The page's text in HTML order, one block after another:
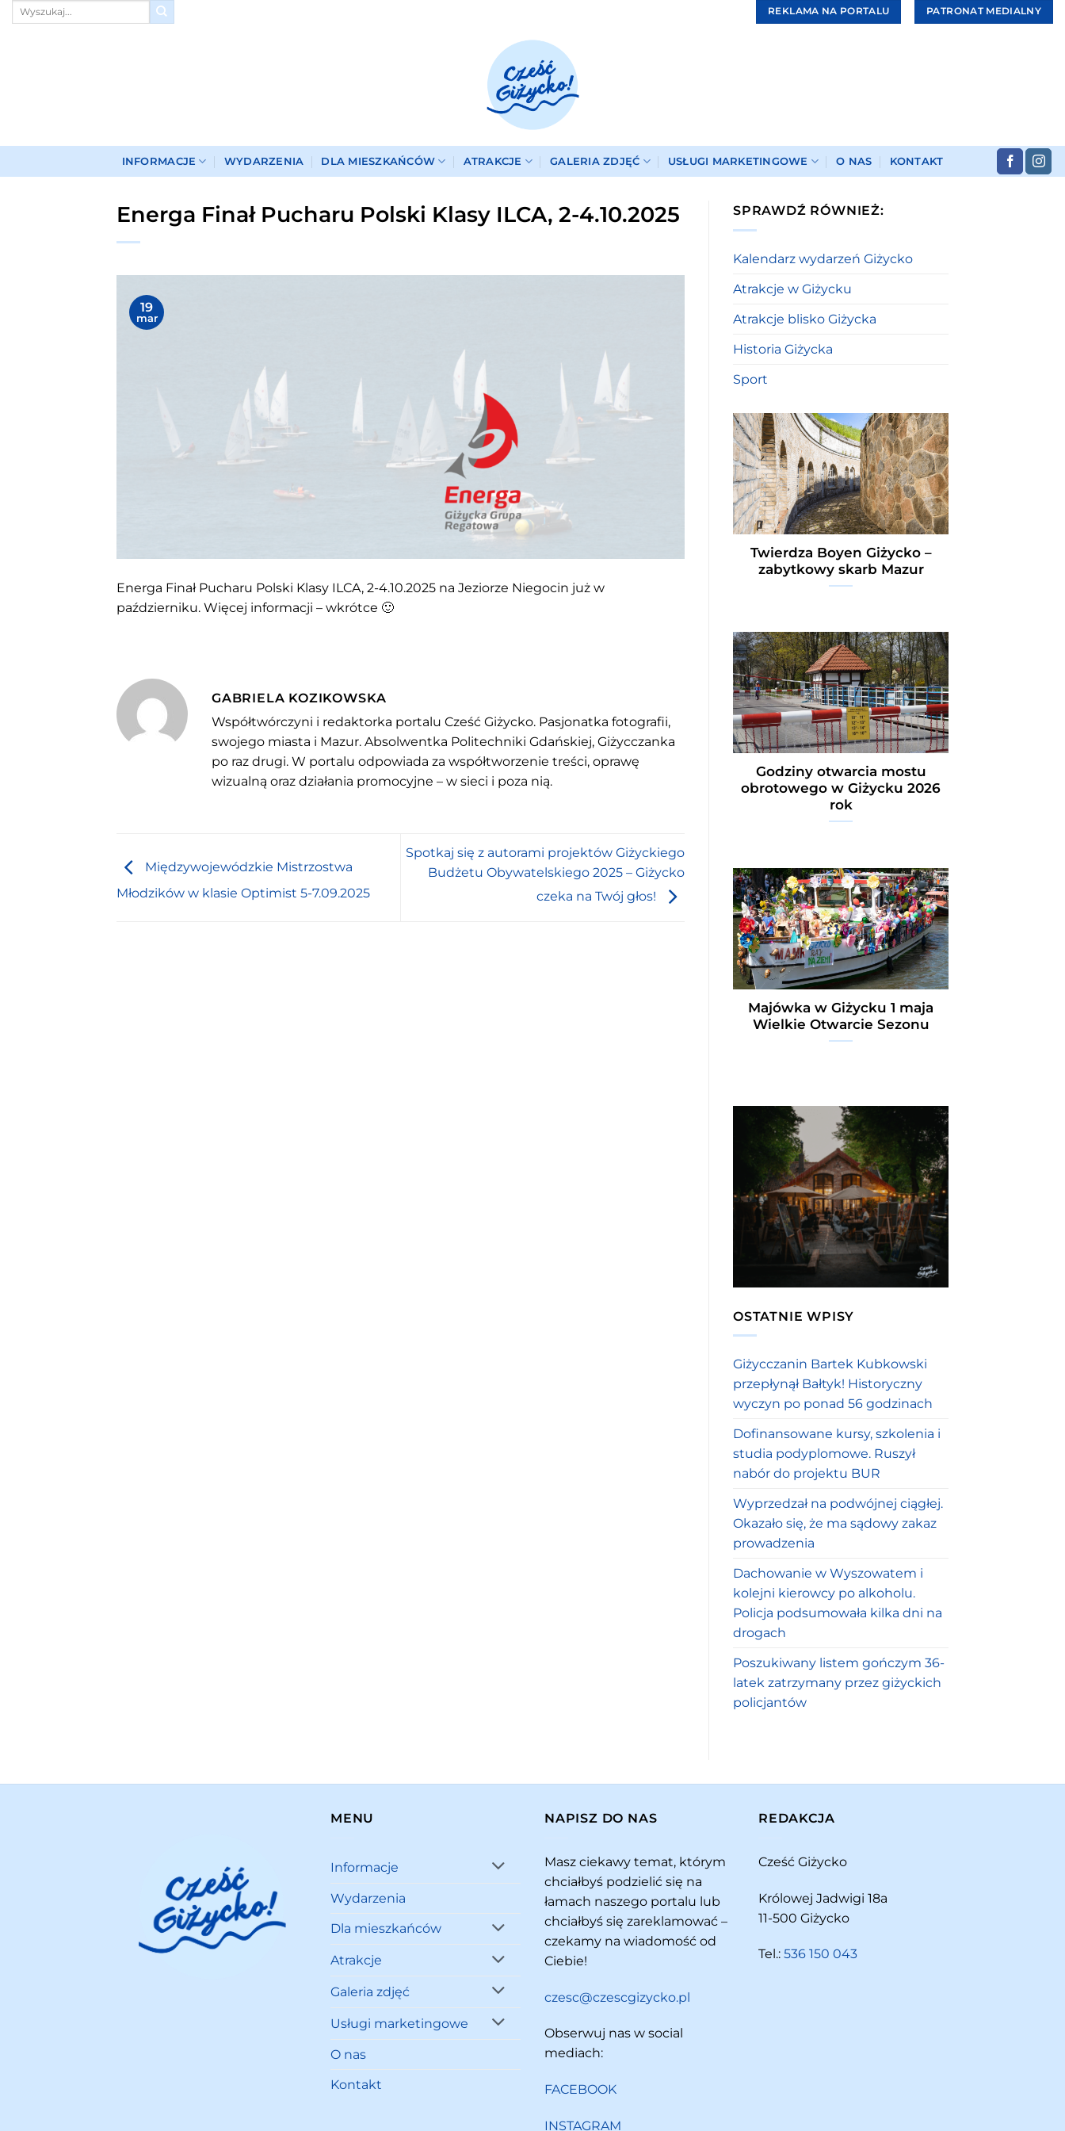
Przewiń
REKLAMA NA PORTALU PATRONAT MEDIALNY
INFORMACJE WYDARZENIA DLA MIESZKAŃCÓW ATRAKCJE GALERIA ZDJĘĆ USŁUGI MARKETINGOWE O NAS KONTAKT
Energa Finał Pucharu Polski Klasy ILCA, 2-4.10.2025
19
mar
Energa Finał Pucharu Polski Klasy ILCA, 2-4.10.2025 na Jeziorze Niegocin już w
październiku. Więcej informacji – wkrótce 🙂
GABRIELA KOZIKOWSKA
Współtwórczyni i redaktorka portalu Cześć Giżycko. Pasjonatka fotografii,
swojego miasta i Mazur. Absolwentka Politechniki Gdańskiej, Giżycczanka
po raz drugi. W portalu odpowiada za współtworzenie treści, oprawę
wizualną oraz działania promocyjne – w sieci i poza nią.
Międzywojewódzkie Mistrzostwa
Młodzików w klasie Optimist 5-7.09.2025
Spotkaj się z autorami projektów Giżyckiego
Budżetu Obywatelskiego 2025 – Giżycko
czeka na Twój głos!
SPRAWDŹ RÓWNIEŻ:
Kalendarz wydarzeń Giżycko
Atrakcje w Giżycku
Atrakcje blisko Giżycka
Historia Giżycka
Sport
Twierdza Boyen Giżycko –
zabytkowy skarb Mazur
Godziny otwarcia mostu
obrotowego w Giżycku 2026
rok
Majówka w Giżycku 1 maja
Wielkie Otwarcie Sezonu
OSTATNIE WPISY
Giżycczanin Bartek Kubkowski
przepłynął Bałtyk! Historyczny
wyczyn po ponad 56 godzinach
Dofinansowane kursy, szkolenia i
studia podyplomowe. Ruszył
nabór do projektu BUR
Wyprzedzał na podwójnej ciągłej.
Okazało się, że ma sądowy zakaz
prowadzenia
Dachowanie w Wyszowatem i
kolejni kierowcy po alkoholu.
Policja podsumowała kilka dni na
drogach
Poszukiwany listem gończym 36-
latek zatrzymany przez giżyckich
policjantów
MENU
Informacje
Wydarzenia
Dla mieszkańców
Atrakcje
Galeria zdjęć
Usługi marketingowe
O nas
Kontakt
NAPISZ DO NAS
Masz ciekawy temat, którym
chciałbyś podzielić się na
łamach naszego portalu lub
chciałbyś się zareklamować –
czekamy na wiadomość od
Ciebie!
czesc@czescgizycko.pl
Obserwuj nas w social
mediach:
FACEBOOK
INSTAGRAM
REDAKCJA
Cześć Giżycko
Królowej Jadwigi 18a
11-500 Giżycko
Tel.: 536 150 043